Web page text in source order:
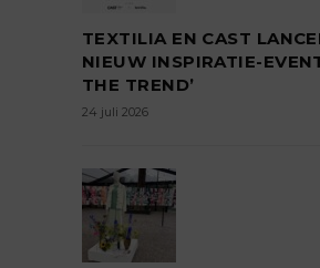
TEXTILIA EN CAST
NIEUW INSPIRATIE-
THE TREND’
24 juli 2026